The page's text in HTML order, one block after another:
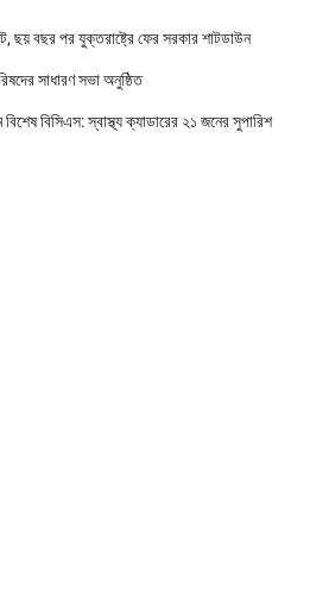
ছয় বছর পর যুক্তরাষ্ট্রে ফের সরকার শাটডাউন
সাধারণ সভা অনুষ্ঠিত
বিসিএস: স্বাস্থ্য ক্যাডারের ২১ জনের সুপারিশ